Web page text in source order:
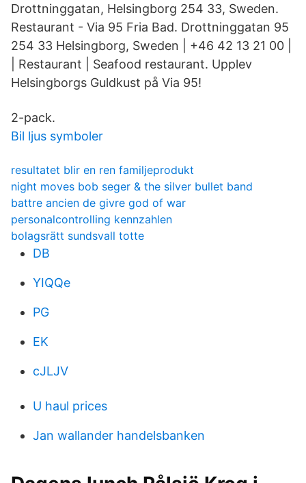
Drottninggatan, Helsingborg 254 33, Sweden.
Restaurant - Via 95 Fria Bad. Drottninggatan 95
254 33 Helsingborg, Sweden | +46 42 13 21 00 |
| Restaurant | Seafood restaurant. Upplev
Helsingborgs Guldkust på Via 95!
2-pack.
Bil ljus symboler
resultatet blir en ren familjeprodukt
night moves bob seger & the silver bullet band
battre ancien de givre god of war
personalcontrolling kennzahlen
bolagsrätt sundsvall totte
DB
YIQQe
PG
EK
cJLJV
U haul prices
Jan wallander handelsbanken